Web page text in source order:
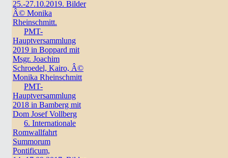
25.-27.10.2019. Bilder
Â© Monika
Rheinschmitt.
PMT-
Hauptversammlung
2019 in Boppard mit
Msgr. Joachim
Schroedel, Kairo, Â©
Monika Rheinschmitt
PMT-
Hauptversammlung
2018 in Bamberg mit
Dom Josef Vollberg
6. Internationale
Romwallfahrt
Summorum
Pontificum,